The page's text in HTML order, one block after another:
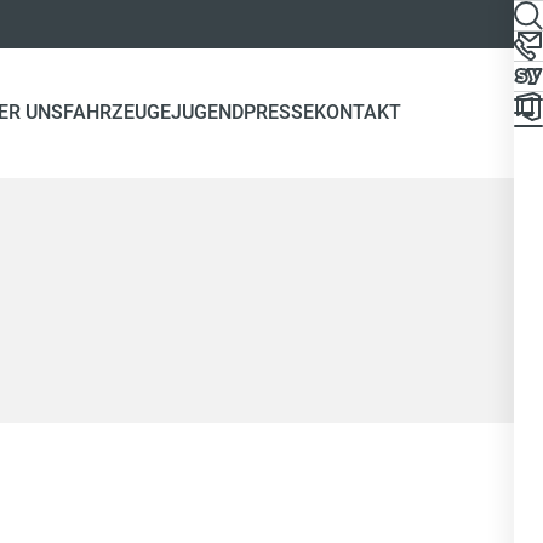
UNS FAHRZEUGEJUGENDPRESSEKONTAKT